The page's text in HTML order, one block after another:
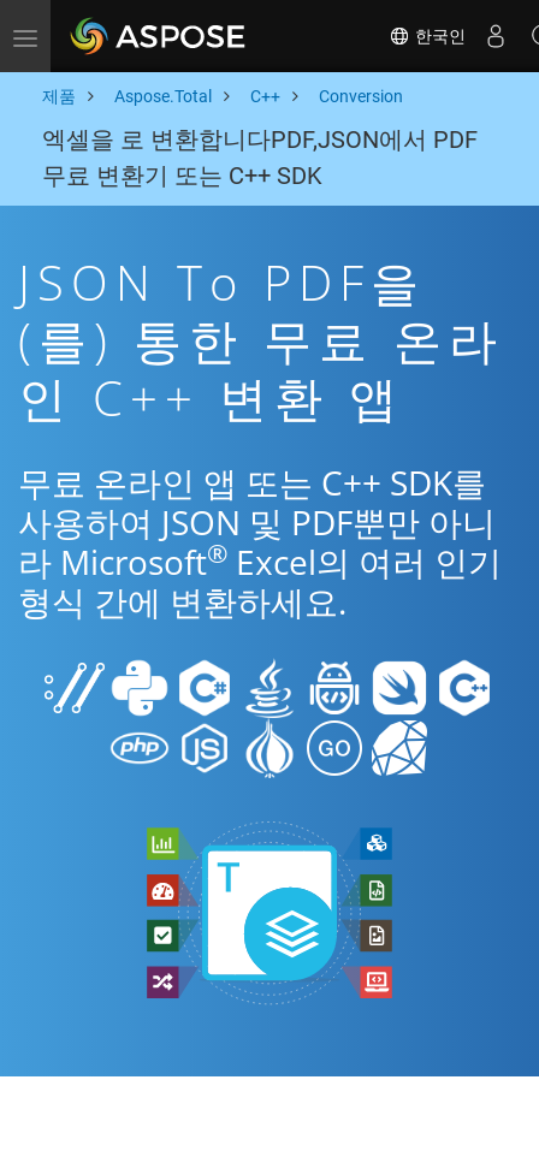
Toggle navigation 한국인
제품 Aspose.Total C++ Conversion
엑셀을 로 변환합니다PDF,JSON에서 PDF
무료 변환기 또는 C++ SDK
JSON To PDF을
(를) 통한 무료 온라
인 C++ 변환 앱
무료 온라인 앱 또는 C++ SDK를
사용하여 JSON 및 PDF뿐만 아니
라 Microsoft® Excel의 여러 인기
형식 간에 변환하세요.